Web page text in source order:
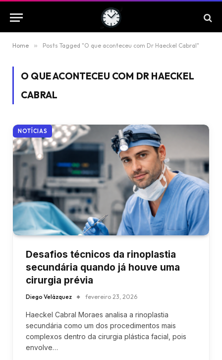
Home » Posts Tagged "O que aconteceu com Dr Haeckel Cabral"
O QUE ACONTECEU COM DR HAECKEL
CABRAL
NOTÍCIAS
Desafios técnicos da rinoplastia
secundária quando já houve uma
cirurgia prévia
Diego Velázquez fevereiro 23, 2026
Haeckel Cabral Moraes analisa a rinoplastia
secundária como um dos procedimentos mais
complexos dentro da cirurgia plástica facial, pois
envolve…